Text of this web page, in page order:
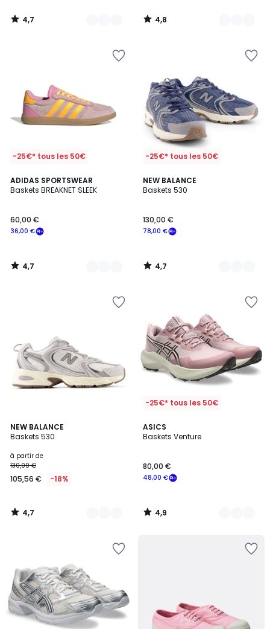
60,00
€
payer
la
€.
4,7
/
4,8
/
-25€* tous les 50€
ADIDAS SPORTSWEAR
Baskets BREAKNET SLEEK
36,00 €
60,00 €
4,7
/ 5
4
Couleurs
4,7
/
-25€* tous les 50€
NEW BALANCE
Baskets 530
78,00 €
130,00 €
4,7
/ 5
3
Couleurs
4,7
/
NEW BALANCE
Baskets 530
à partir de
130,00 €
105,56 € -18%
4,7
/ 5
5
Couleurs
4,7
/
-25€* tous les 50€
ASICS
Baskets Venture
48,00 €
80,00 €
4,9
/ 5
2
Couleurs
4,9
/